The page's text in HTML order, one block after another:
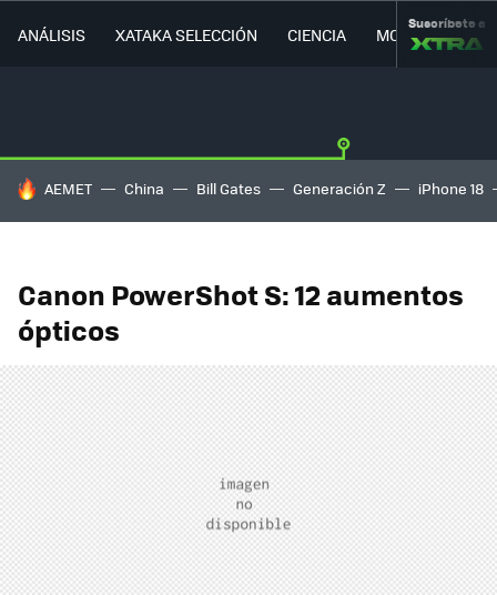
ANÁLISIS XATAKA SELECCIÓN CIENCIA MOVILIDAD
Suscríbete a
HOY SE HABLA DE
AEMET China Bill Gates Generación Z iPhone 18
Canon PowerShot S: 12 aumentos
ópticos